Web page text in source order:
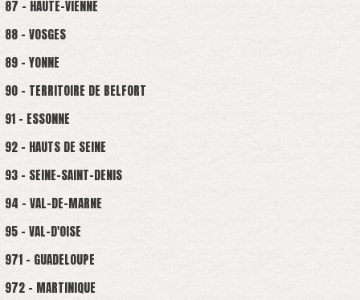
87 - HAUTE-VIENNE
88 - VOSGES
89 - YONNE
90 - TERRITOIRE DE BELFORT
91 - ESSONNE
92 - HAUTS DE SEINE
93 - SEINE-SAINT-DENIS
94 - VAL-DE-MARNE
95 - VAL-D'OISE
971 - GUADELOUPE
972 - MARTINIQUE